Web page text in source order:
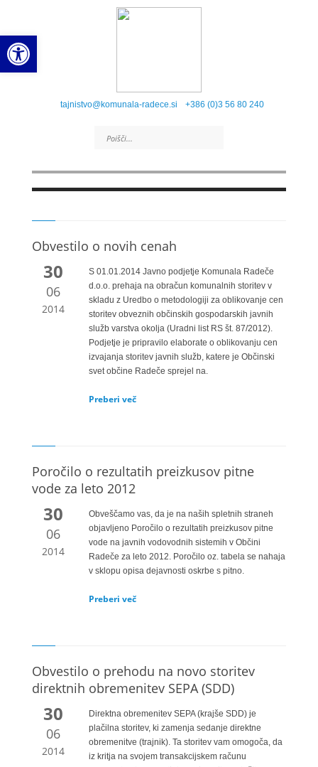
Open toolbar
tajnistvo@komunala-radece.si +386 (0)3 56 80 240
Obvestilo o novih cenah
30
06
2014
S 01.01.2014 Javno podjetje Komunala Radeče
d.o.o. prehaja na obračun komunalnih storitev v
skladu z Uredbo o metodologiji za oblikovanje cen
storitev obveznih občinskih gospodarskih javnih
služb varstva okolja (Uradni list RS št. 87/2012).
Podjetje je pripravilo elaborate o oblikovanju cen
izvajanja storitev javnih služb, katere je Občinski
svet občine Radeče sprejel na.
Preberi več
Poročilo o rezultatih preizkusov pitne
vode za leto 2012
30
06
2014
Obveščamo vas, da je na naših spletnih straneh
objavljeno Poročilo o rezultatih preizkusov pitne
vode na javnih vodovodnih sistemih v Občini
Radeče za leto 2012. Poročilo oz. tabela se nahaja
v sklopu opisa dejavnosti oskrbe s pitno.
Preberi več
Obvestilo o prehodu na novo storitev
direktnih obremenitev SEPA (SDD)
30
06
2014
Direktna obremenitev SEPA (krajše SDD) je
plačilna storitev, ki zamenja sedanje direktne
obremenitve (trajnik). Ta storitev vam omogoča, da
iz kritja na svojem transakcijskem računu